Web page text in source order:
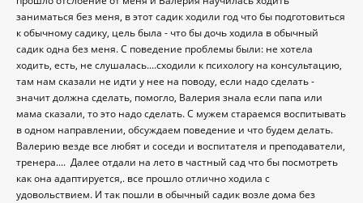
заниматься без меня, в этот садик ходили год что бы подготовиться
к обычному садику, цель была - что бы дочь ходила в обычный
садик одна без меня. С поведение проблемы были: не хотела
ходить, есть, не слушалась....сходили к психологу на консультацию,
там нам сказали не идти у нее на поводу, если надо сделать -
значит должна сделать, помогло, Валерия знала если папа или
мама сказали, то это надо сделать. С мужем стараемся воспитывать
в одном направлении, обсуждаем поведение и что будем делать.
Валерию везде все любят и соседи и воспитателя и преподаватели,
тренера.... Далее отдали на лето в частный сад что бы посмотреть
как она адаптируется,. все прошло отлично ходила с
удовольствием. И так пошли в обычный садик возле дома без